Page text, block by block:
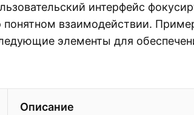
интерфейс
понятном взаимодействии.
элементы для
Описание